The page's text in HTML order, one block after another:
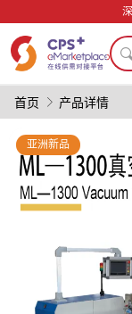
首页 产品详情
亚洲新品